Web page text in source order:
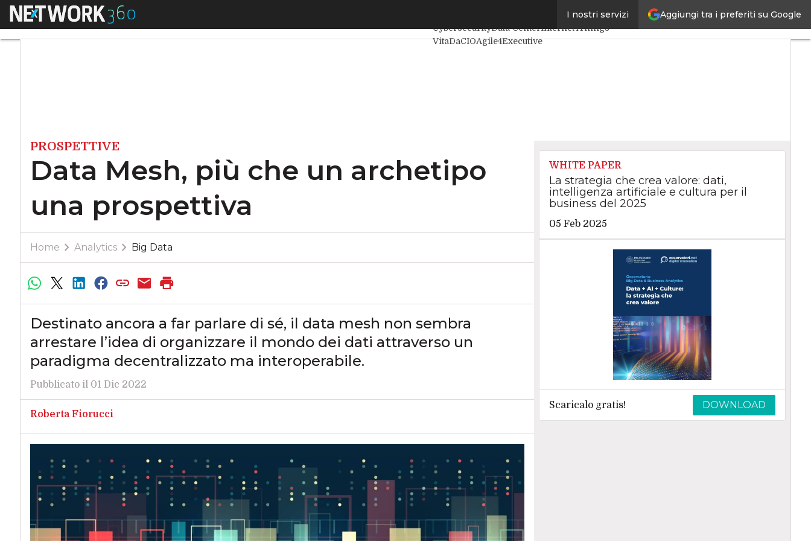
Aggiungi tra i preferiti su Google
I nostri servizi
Menu Intelligenza ArtificialeBig Data
CybersecurityData CenterInternet4Things
VitaDaCIOAgile4Executive
PROSPETTIVE
Data Mesh, più che un archetipo
una prospettiva
Home Analytics Big Data
Destinato ancora a far parlare di sé, il data mesh non sembra
arrestare l’idea di organizzare il mondo dei dati attraverso un
paradigma decentralizzato ma interoperabile.
Pubblicato il 01 Dic 2022
Roberta Fiorucci
WHITE PAPER
La strategia che crea valore: dati,
intelligenza artificiale e cultura per il
business del 2025
05 Feb 2025
Scaricalo gratis! DOWNLOAD